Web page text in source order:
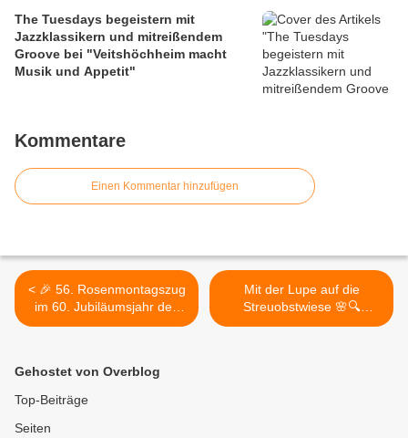
The Tuesdays begeistern mit
Jazzklassikern und mitreißendem
Groove bei "Veitshöchheim macht
Musik und Appetit"
Kommentare
Einen Kommentar hinzufügen
< 🎉 56. Rosenmontagszug
im 60. Jubiläumsjahr des
Veitshöchheimer Carneval-
Aktiven 🎭
Mit der Lupe auf die
Streuobstwiese 🌸🔍
Bayerische
Gehostet von Overblog
Top-Beiträge
Seiten